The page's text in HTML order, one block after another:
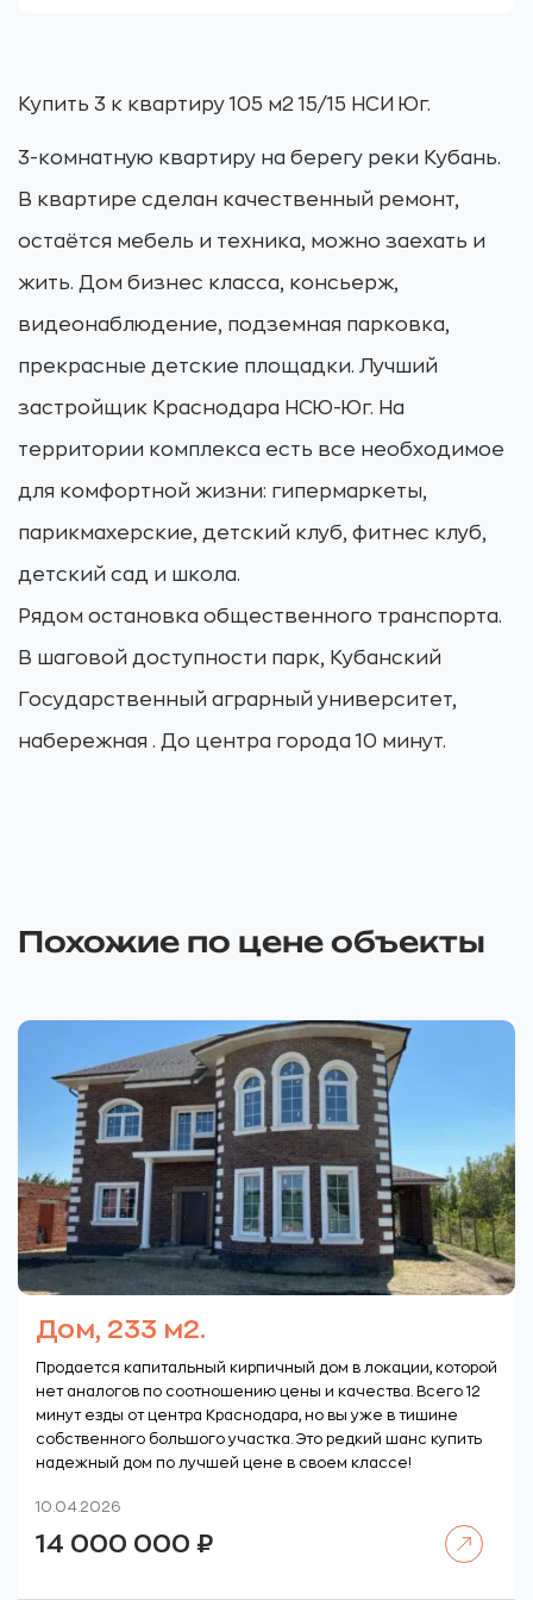
Купить 3 к квартиру 105 м2 15/15 НСИ Юг.
3-комнатную квартиру на берегу реки Кубань.
В квартире сделан качественный ремонт,
остаётся мебель и техника, можно заехать и
жить. Дом бизнес класса, консьерж,
видеонаблюдение, подземная парковка,
прекрасные детские площадки. Лучший
застройщик Краснодара НСЮ-Юг. На
территории комплекса есть все необходимое
для комфортной жизни: гипермаркеты,
парикмахерские, детский клуб, фитнес клуб,
детский сад и школа.
Рядом остановка общественного транспорта.
В шаговой доступности парк, Кубанский
Государственный аграрный университет,
набережная . До центра города 10 минут.
Похожие по цене объекты
Дом, 233 м2.
Продается капитальный кирпичный дом в локации, которой
нет аналогов по соотношению цены и качества. Всего 12
минут езды от центра Краснодара, но вы уже в тишине
собственного большого участка. Это редкий шанс купить
надежный дом по лучшей цене в своем классе!
10.04.2026
14 000 000 ₽